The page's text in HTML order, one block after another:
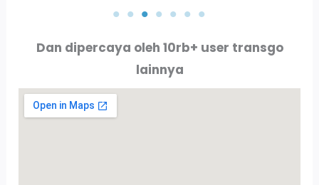
Dan dipercaya oleh 10rb+ user transgo
lainnya